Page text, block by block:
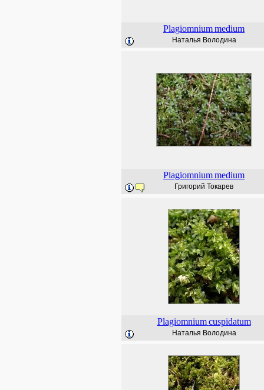
Plagiomniummedium
Наталья Володина
Plagiomniummedium
Григорий Токарев
Plagiomnium cuspidatum
Наталья Володина